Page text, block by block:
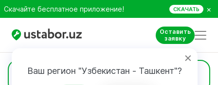
Скачайте бесплатное приложение! СКАЧАТЬ ×
Оставить
заявку
Ваш регион "Узбекистан - Ташкент"?
Сантехники